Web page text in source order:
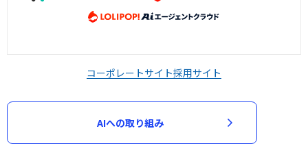
コーポレートサイト採用サイト
AIへの取り組み